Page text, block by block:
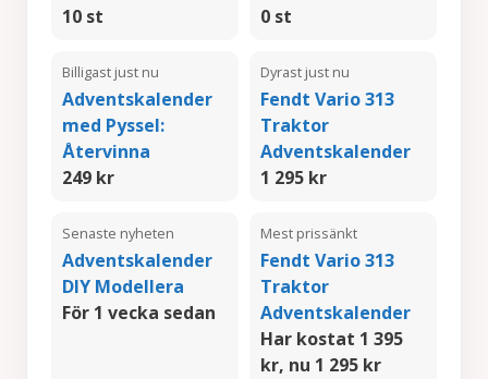
10 st 0 st
Billigast just nu
Adventskalender
med Pyssel:
Återvinna
249 kr
Dyrast just nu
Fendt Vario 313
Traktor
Adventskalender
1 295 kr
Senaste nyheten
Adventskalender
DIY Modellera
För 1 vecka sedan
Mest prissänkt
Fendt Vario 313
Traktor
Adventskalender
Har kostat 1 395
kr, nu 1 295 kr